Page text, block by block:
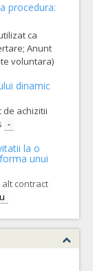
procedura:
ca
Anunt
voluntara)
dinamic
de achizitii
-
la o
unui
contract